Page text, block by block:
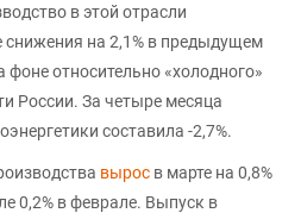
в этой отрасли
снижения на 2,1% в предыдущем
относительно «холодного»
России. За четыре месяца
составила -2,7%.
вырос в марте на 0,8%
0,2% в феврале. Выпуск в